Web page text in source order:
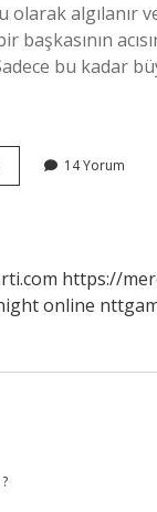
algılanır
başkasının
bu kadar
14 Yorum
https://
online